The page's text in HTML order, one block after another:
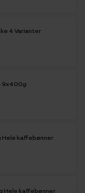
4 Varianter
9x400g
Hele kaffebønner
Hele kaffebønner